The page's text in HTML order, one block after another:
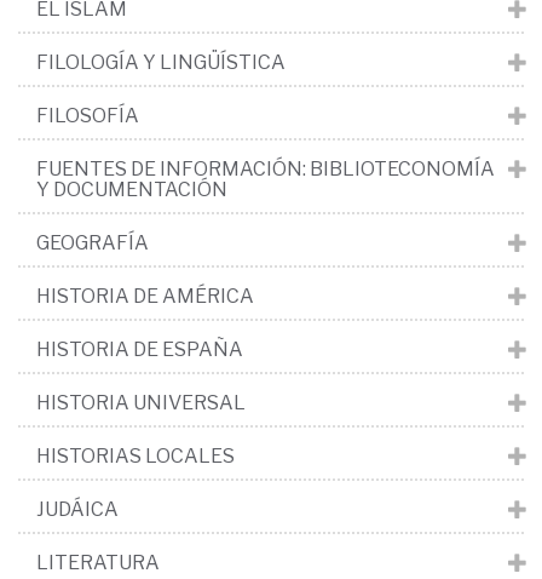
EL ISLAM
FILOLOGÍA Y LINGÜÍSTICA
FILOSOFÍA
FUENTES DE INFORMACIÓN: BIBLIOTECONOMÍA
Y DOCUMENTACIÓN
GEOGRAFÍA
HISTORIA DE AMÉRICA
HISTORIA DE ESPAÑA
HISTORIA UNIVERSAL
HISTORIAS LOCALES
JUDÁICA
LITERATURA